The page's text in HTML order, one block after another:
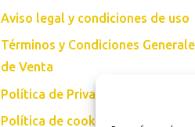
Aviso legal y condiciones de uso
Términos y Condiciones
de Venta
Política de Privacidad
Política de cookies (UE)